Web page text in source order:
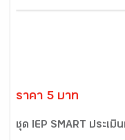
ราคา 5 บาท
ชุด IEP SMART ประเมิ